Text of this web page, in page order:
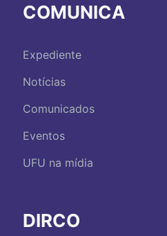
COMUNICA
Expediente
Notícias
Comunicados
Eventos
UFU na mídia
DIRCO